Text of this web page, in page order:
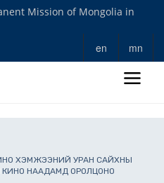
Mission of Mongolia in
en mn
ХЭМЖЭЭНИЙ УРАН САЙХНЫ
НААДАМД ОРОЛЦОНО